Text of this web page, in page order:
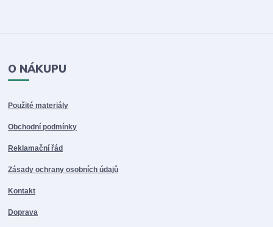
O NÁKUPU
Použité materiály
Obchodní podmínky
Reklamační řád
Zásady ochrany osobních údajů
Kontakt
Doprava